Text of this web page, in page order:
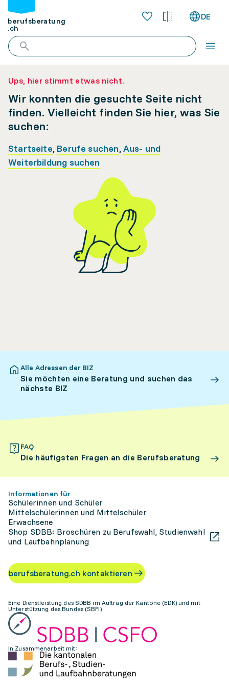
berufsberatung
.ch
DE
Ups, hier stimmt etwas nicht.
Wir konnten die gesuchte Seite nicht
finden. Vielleicht finden Sie hier, was Sie
suchen:
Startseite, Berufe suchen,Aus- und
Weiterbildung suchen
Alle Adressen der BIZ
Sie möchten eine Beratung und suchen das
nächste BIZ
FAQ
Die häufigsten Fragen an die Berufsberatung
Informationen für
Schülerinnen und Schüler
Mittelschülerinnen und Mittelschüler
Erwachsene
Shop SDBB: Broschüren zu Berufswahl, Studienwahl
und Laufbahnplanung
berufsberatung.ch kontaktieren
Eine Dienstleistung des SDBB im Auftrag der Kantone (EDK) und mit
Unterstützung des Bundes (SBFI)
In Zusammenarbeit mit: